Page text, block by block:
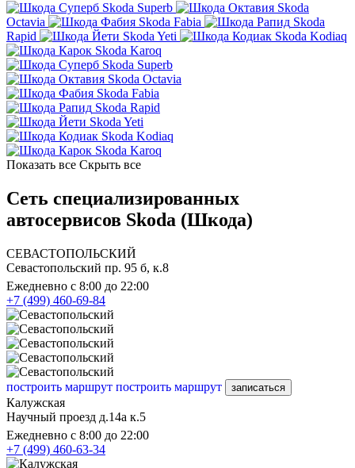
Skoda Superb
Skoda
Octavia
Skoda Fabia
Skoda
Rapid
Skoda Yeti
Skoda Kodiaq
Skoda Karoq
Skoda Superb
Skoda Octavia
Skoda Fabia
Skoda Rapid
Skoda Yeti
Skoda Kodiaq
Skoda Karoq
Показать все Скрыть все
Сеть специализированных
автосервисов Skoda (Шкода)
СЕВАСТОПОЛЬСКИЙ
Севастопольский пр. 95 б, к.8
Ежедневно с 8:00 до 22:00
+7 (499) 460-69-84
построить маршрут построить маршрут записаться
Калужская
Научный проезд д.14а к.5
Ежедневно с 8:00 до 22:00
+7 (499) 460-63-34